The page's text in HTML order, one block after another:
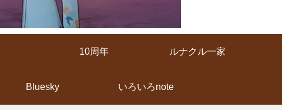
10周年 ルナクル一家
Bluesky いろいろnote